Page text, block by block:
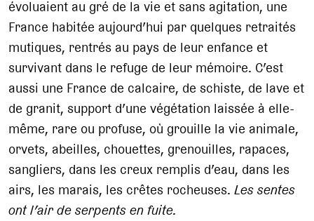
évoluaient au gré de la vie et sans agitation, une
France habitée aujourd’hui par quelques retraités
mutiques, rentrés au pays de leur enfance et
survivant dans le refuge de leur mémoire. C’est
aussi une France de calcaire, de schiste, de lave et
de granit, support d’une végétation laissée à elle-
même, rare ou profuse, où grouille la vie animale,
orvets, abeilles, chouettes, grenouilles, rapaces,
sangliers, dans les creux remplis d’eau, dans les
airs, les marais, les crêtes rocheuses.Les sentes
ont l’air de serpents en fuite.